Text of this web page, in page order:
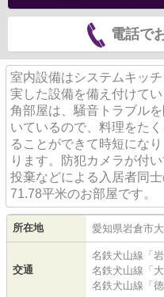
電話で
室内設備はシステムキッ
実した設備を備え付けて
角部屋は、騒音トラブル
いているので、料理をた
ることができて時短にな
ります。防犯カメラが付
投棄などによる入居者同
71.78平米のお部屋です。
所在地 愛知県岩倉市
交通
名鉄犬山線 「
名鉄犬山線 「
名鉄犬山線 「